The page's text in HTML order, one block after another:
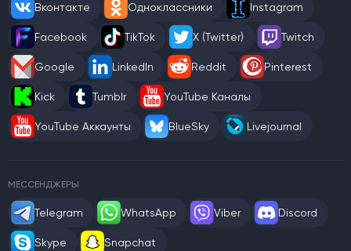
Вконтакте Одноклассники Instagram
Facebook TikTok X (Twitter) Twitch
Google LinkedIn Reddit Pinterest
Kick Tumblr YouTube Каналы
YouTube Аккаунты BlueSky Livejournal
МЕССЕНДЖЕРЫ
Telegram WhatsApp Viber Discord
Skype Snapchat